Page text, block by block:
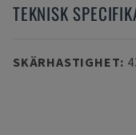
TEKNISK
SKÄRHASTIGHET: